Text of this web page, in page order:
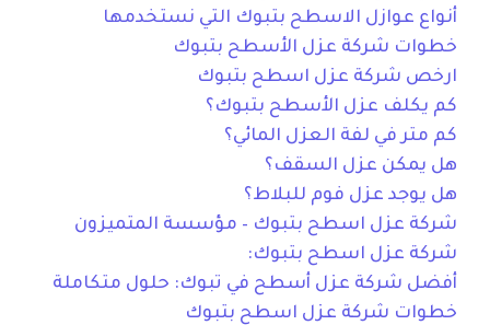
أنواع عوازل الاسطح بتبوك التي نستخدمها
خطوات شركة عزل الأسطح بتبوك
ارخص شركة عزل اسطح بتبوك
كم يكلف عزل الأسطح بتبوك؟
كم متر في لفة العزل المائي؟
هل يمكن عزل السقف؟
هل يوجد عزل فوم للبلاط؟
شركة عزل اسطح بتبوك – مؤسسة المتميزون
شركة عزل اسطح بتبوك:
أفضل شركة عزل أسطح في تبوك: حلول متكاملة
خطوات شركة عزل اسطح بتبوك